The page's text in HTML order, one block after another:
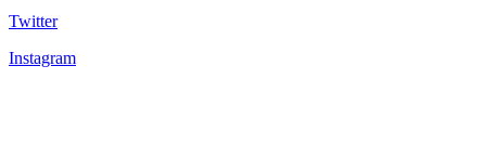
Twitter
Instagram